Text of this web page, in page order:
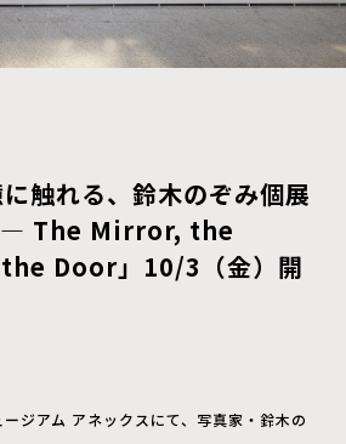
触れる、鈴木のぞみ個展
— The Mirror, the
Door」10/3（金）開
ジアム アネックスにて、写真家・鈴木の